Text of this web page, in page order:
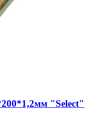
"Select"